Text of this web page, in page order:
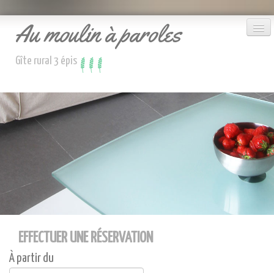
Au moulin à paroles
Gîte rural 3 épis
Le gîte
Accueil
Nous contacter
EFFECTUER UNE RÉSERVATION
À partir du